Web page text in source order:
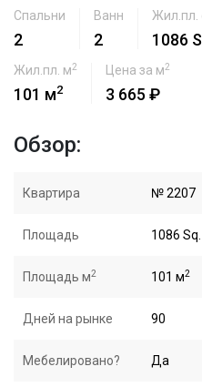
Спальни
2
Ванн
2
Жил.пл.
1086
Жил.пл. м2
101 м2
Цена за м2
3 665 ₽
Обзор:
Квартира № 2207
Площадь 1086 Sq.
Площадь м2 101 м2
Дней на рынке 90
Мебелировано? Да